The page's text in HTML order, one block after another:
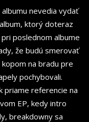
albumu nevedia vydať
ktorý doteraz
poslednom albume
že budú smerovať
na bradu pre
pochybovali.
priame referencie na
EP, kedy intro
breakdowny sa